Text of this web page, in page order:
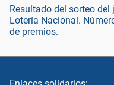
Resultado del sorteo
Lotería Nacional.
de premios.